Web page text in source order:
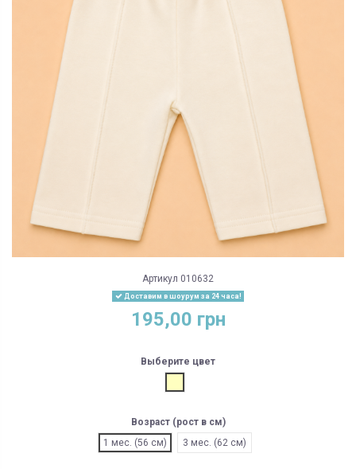
Артикул 010632
Доставим в шоурум за 24 часа!
195,00 грн
Выберите цвет
Возраст (рост в см)
1 мес. (56 см)
3 мес. (62 см)